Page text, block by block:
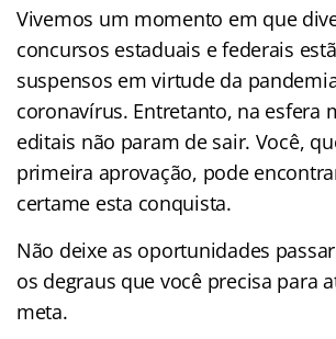
Vivemos um momento em que
concursos estaduais e federais
suspensos em virtude da
coronavírus. Entretanto, na esfera
editais não param de sair. Você,
primeira aprovação, pode
certame esta conquista.
Não deixe as oportunidades
os degraus que você precisa para
meta.